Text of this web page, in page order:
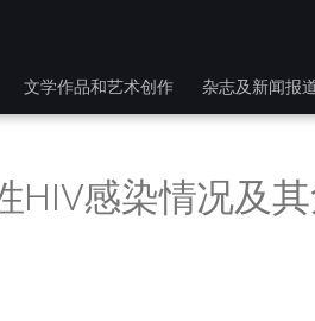
文学作品和艺术创作 杂志及新闻报
HIV感染情况及